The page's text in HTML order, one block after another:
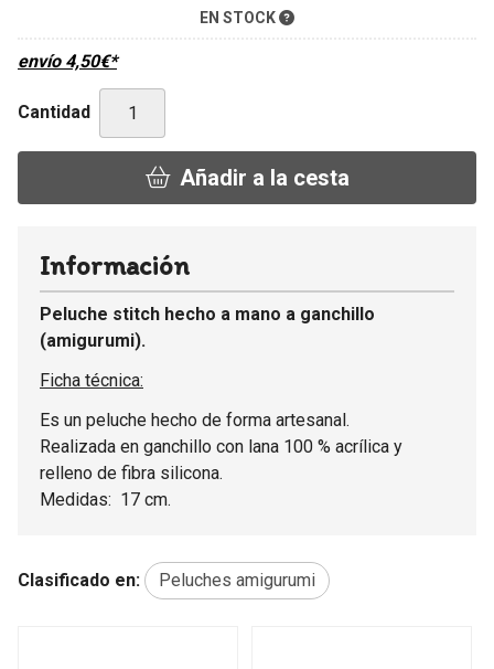
EN STOCK
envío 4,50€*
Cantidad
Añadir a la cesta
Información
Peluche stitch hecho a mano a ganchillo
(amigurumi).
Ficha técnica:
Es un peluche hecho de forma artesanal.
Realizada en ganchillo con lana 100 % acrílica y
relleno de fibra silicona.
Medidas: 17 cm.
Clasificado en: Peluches amigurumi